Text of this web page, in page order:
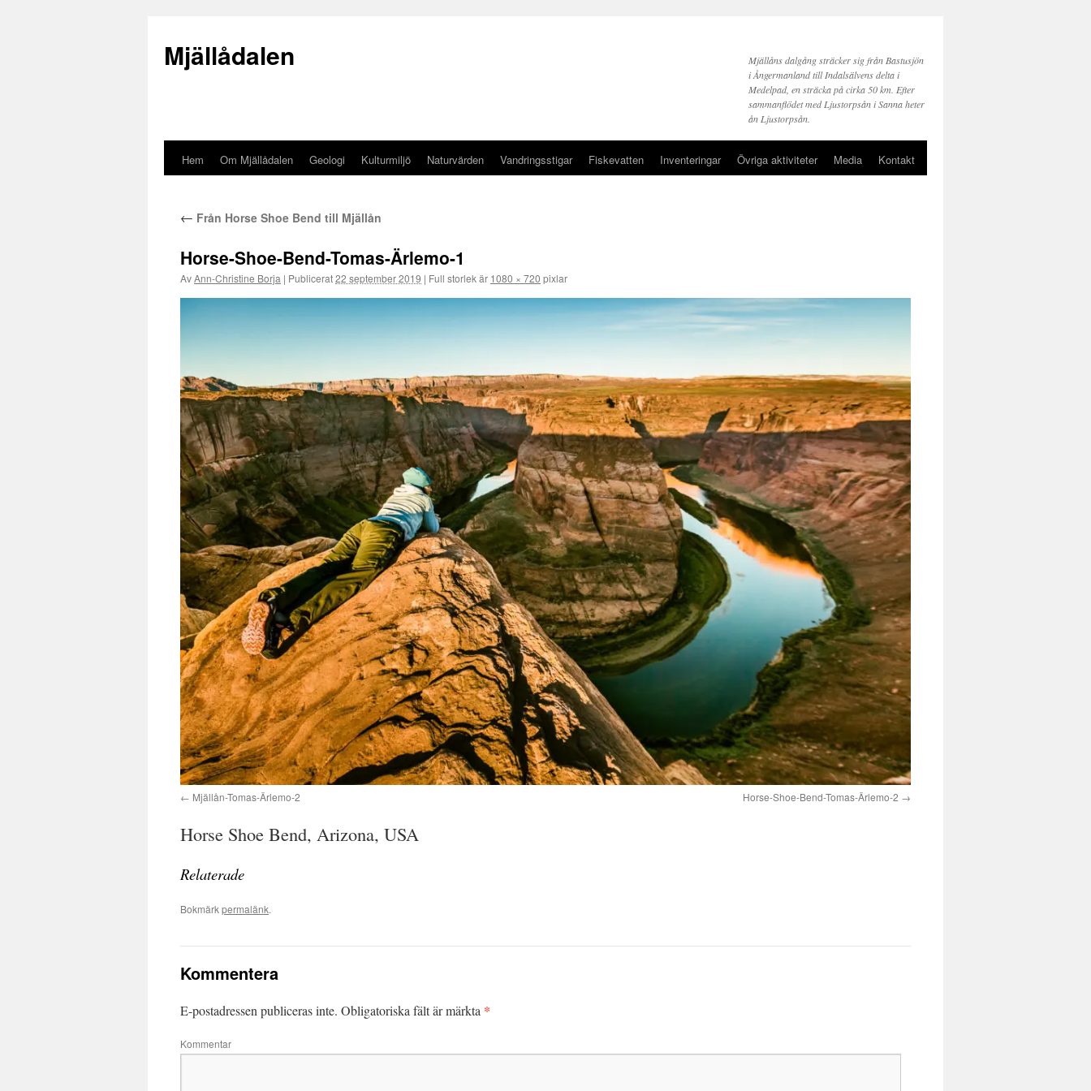
Mjällådalen
Mjällåns dalgång sträcker sig från Bastusjön
i Ångermanland till Indalsälvens delta i
Medelpad, en sträcka på cirka 50 km. Efter
sammanflödet med Ljustorpsån i Sanna heter
ån Ljustorpsån.
Gå
innehåll
Hem Om Mjällådalen Geologi Kulturmiljö Naturvärden Vandringsstigar Fiskevatten Inventeringar Övriga aktiviteter Media Kontakt
← Från Horse Shoe Bend till Mjällån
Horse-Shoe-Bend-Tomas-Ärlemo-1
AvAnn-Christine Borja | Publicerat22 september 2019 | Full storlek är 1080 × 720 pixlar
Mjällån-Tomas-Ärlemo-2 Horse-Shoe-Bend-Tomas-Ärlemo-2
Horse Shoe Bend, Arizona, USA
Relaterade
Bokmärkpermalänk.
Kommentera
E-postadressen publiceras inte. Obligatoriska fält är märkta *
Kommentar